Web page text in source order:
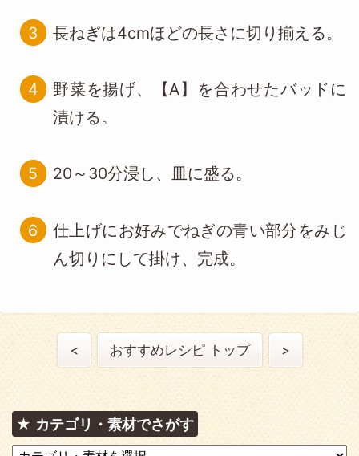
長ねぎは4cmほどの長さに切り揃える。
野菜を揚げ、【A】を合わせたバッドに
漬ける。
20～30分浸し、皿に盛る。
仕上げにお好みでねぎの青い部分をみじ
ん切りにして掛け、完成。
< おすすめレシピ トップ >
カテゴリ・素材でさがす